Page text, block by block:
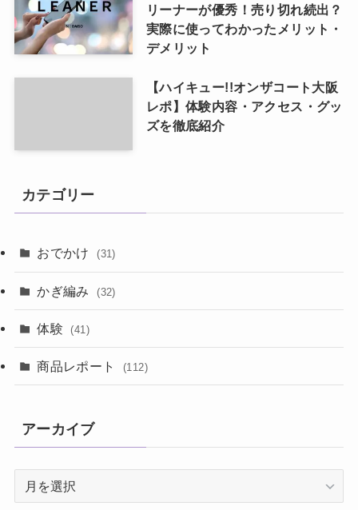
リーナーが優秀！売り切れ続出？
実際に使ってわかったメリット・
デメリット
【ハイキュー!!オンザコート大阪
レポ】体験内容・アクセス・グッ
ズを徹底紹介
カテゴリー
おでかけ (31)
かぎ編み (32)
体験 (41)
商品レポート (112)
アーカイブ